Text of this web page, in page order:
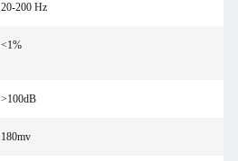
20-200 Hz
<1%
>100dB
180mv